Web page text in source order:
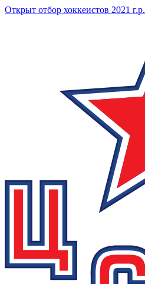
Открыт отбор хоккеистов 2021 г.р.